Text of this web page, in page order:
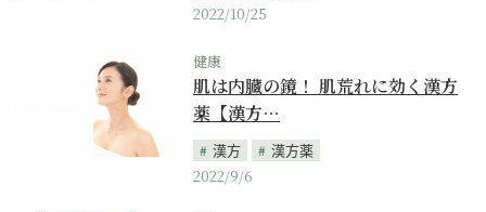
2022/10/25
健康
肌は内臓の鏡！ 肌荒れに効く漢方
薬【漢方…
漢方
漢方薬
2022/9/6